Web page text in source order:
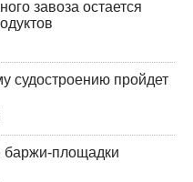
завоза остается
судостроению пройдет
баржи-площадки